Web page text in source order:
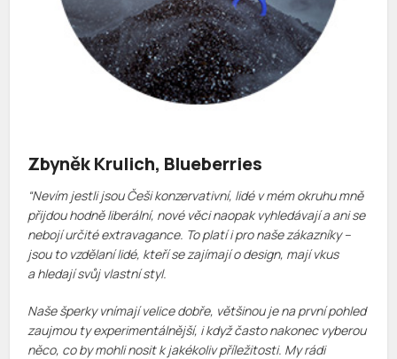
Zbyněk Krulich, Blueberries
“Nevím jestli jsou Češi konzervativní, lidé v mém okruhu mně
přijdou hodně liberální, nové věci naopak vyhledávají a ani se
nebojí určité extravagance. To platí i pro naše zákazníky –
jsou to vzdělaní lidé, kteří se zajímají o design, mají vkus
a hledají svůj vlastní styl.
Naše šperky vnímají velice dobře, většinou je na první pohled
zaujmou ty experimentálnější, i když často nakonec vyberou
něco, co by mohli nosit k jakékoliv příležitosti. My rádi